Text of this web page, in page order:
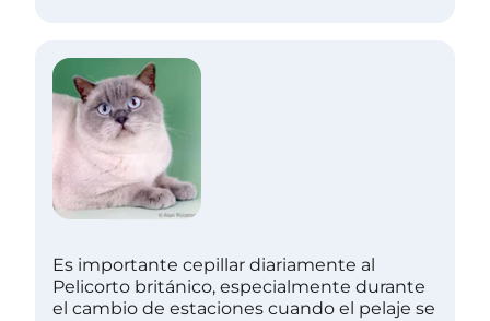
Es importante cepillar diariamente al
Pelicorto británico, especialmente durante
el cambio de estaciones cuando el pelaje se